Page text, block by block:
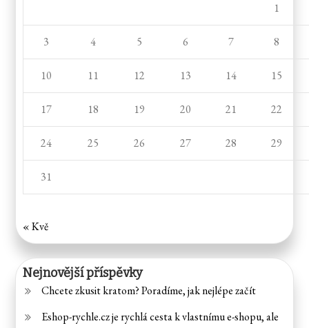
1
3 4 5 6 7 8
10 11 12 13 14 15
17 18 19 20 21 22
24 25 26 27 28 29
31
« Kvě
Nejnovější příspěvky
Chcete zkusit kratom? Poradíme, jak nejlépe začít
Eshop-rychle.cz je rychlá cesta k vlastnímu e-shopu, ale